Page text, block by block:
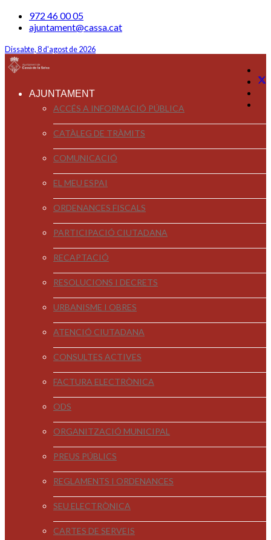
972 46 00 05
ajuntament@cassa.cat
Dissabte, 8 d'agost de 2026
AJUNTAMENT
ACCÉS A INFORMACIÓ PÚBLICA
CATÀLEG DE TRÀMITS
COMUNICACIÓ
EL MEU ESPAI
ORDENANCES FISCALS
PARTICIPACIÓ CIUTADANA
RECAPTACIÓ
RESOLUCIONS I DECRETS
URBANISME I OBRES
ATENCIÓ CIUTADANA
CONSULTES ACTIVES
FACTURA ELECTRÒNICA
ODS
ORGANITZACIÓ MUNICIPAL
PREUS PÚBLICS
REGLAMENTS I ORDENANCES
SEU ELECTRÒNICA
CARTES DE SERVEIS